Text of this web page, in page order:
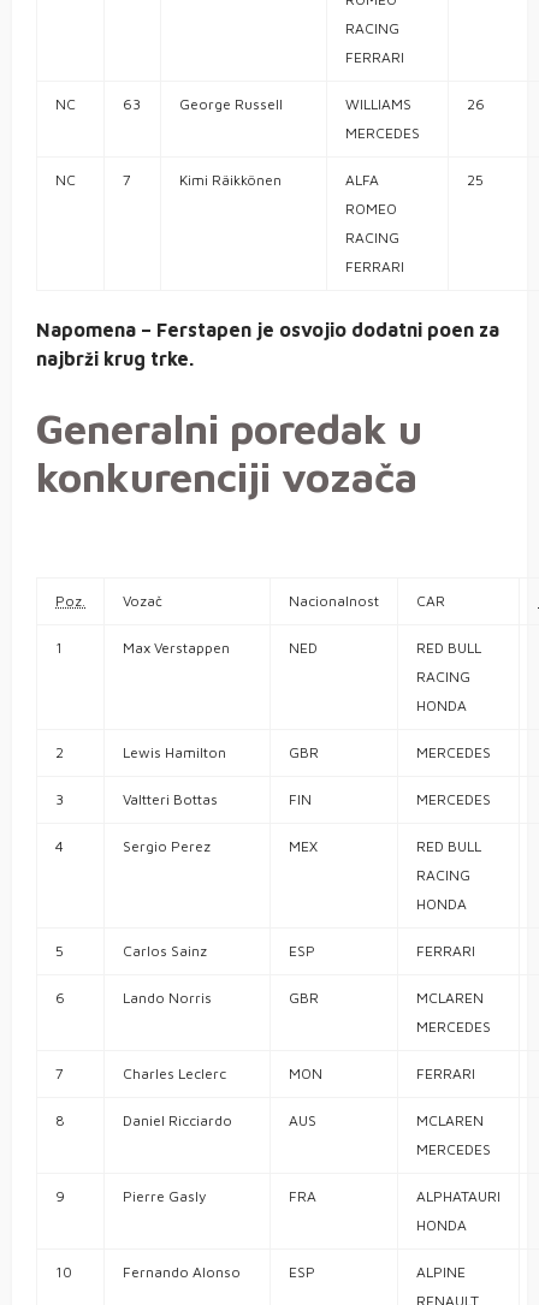
RACING
FERRARI
NC 63 George Russell
WILLIAMS
MERCEDES
26
NC 7 Kimi Räikkönen
ALFA
ROMEO
RACING
FERRARI
25
Napomena – Ferstapen je osvojio dodatni poen za
najbrži krug trke.
Generalni poredak u
konkurenciji vozača
Poz. Vozač Nacionalnost CAR
1 Max Verstappen NED
RED BULL
RACING
HONDA
2 Lewis Hamilton GBR MERCEDES
3 Valtteri Bottas FIN MERCEDES
4 Sergio Perez MEX
RED BULL
RACING
HONDA
5 Carlos Sainz ESP FERRARI
6 Lando Norris GBR
MCLAREN
MERCEDES
7 Charles Leclerc MON FERRARI
8 Daniel Ricciardo AUS
MCLAREN
MERCEDES
9 Pierre Gasly FRA
ALPHATAURI
HONDA
10 Fernando Alonso ESP
ALPINE
RENAULT